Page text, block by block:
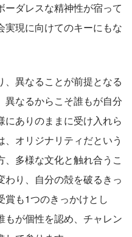
ダレスな精神性が宿って
実現に向けてのキーにもな
、異なることが前提となる
異なるからこそ誰もが自分
ありのままに受け入れら
オリジナリティだという
多様な文化と触れ合うこ
わり、自分の殻を破るきっ
賞も1つのきっかけとし
もが個性を認め、チャレン